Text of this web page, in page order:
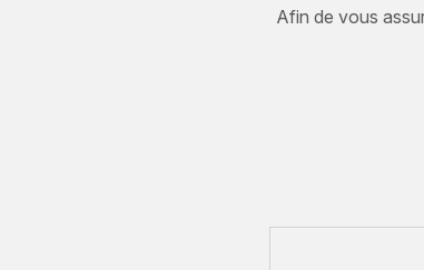
Afin de vous